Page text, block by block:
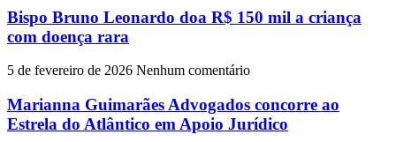
Bispo Bruno Leonardo doa R$ 150 mil a criança
com doença rara
5 de fevereiro de 2026 Nenhum comentário
Marianna Guimarães Advogados concorre ao
Estrela do Atlântico em Apoio Jurídico